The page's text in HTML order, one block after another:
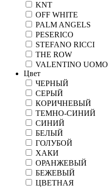
KNT
OFF WHITE
PALM ANGELS
PESERICO
STEFANO RICCI
THE ROW
VALENTINO UOMO
Цвет
ЧЕРНЫЙ
СЕРЫЙ
КОРИЧНЕВЫЙ
ТЕМНО-СИНИЙ
СИНИЙ
БЕЛЫЙ
ГОЛУБОЙ
ХАКИ
ОРАНЖЕВЫЙ
БЕЖЕВЫЙ
ЦВЕТНАЯ